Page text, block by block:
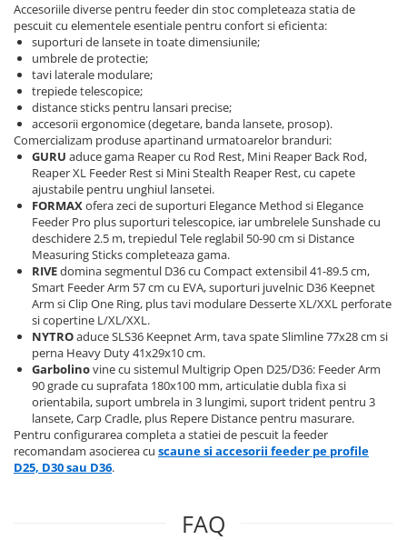
Accesoriile diverse pentru feeder din stoc completeaza statia de
pescuit cu elementele esentiale pentru confort si eficienta:
suporturi de lansete in toate dimensiunile;
umbrele de protectie;
tavi laterale modulare;
trepiede telescopice;
distance sticks pentru lansari precise;
accesorii ergonomice (degetare, banda lansete, prosop).
Comercializam produse apartinand urmatoarelor branduri:
GURU aduce gama Reaper cu Rod Rest, Mini Reaper Back Rod,
Reaper XL Feeder Rest si Mini Stealth Reaper Rest, cu capete
ajustabile pentru unghiul lansetei.
FORMAXofera zeci de suporturi Elegance Method si Elegance
Feeder Pro plus suporturi telescopice, iar umbrelele Sunshade cu
deschidere 2.5 m, trepiedul Tele reglabil 50-90 cm si Distance
Measuring Sticks completeaza gama.
RIVEdomina segmentul D36 cu Compact extensibil 41-89.5 cm,
Smart Feeder Arm 57 cm cu EVA, suporturi juvelnic D36 Keepnet
Arm si Clip One Ring, plus tavi modulare Desserte XL/XXL perforate
si copertine L/XL/XXL.
NYTROaduce SLS36 Keepnet Arm, tava spate Slimline 77x28 cm si
perna Heavy Duty 41x29x10 cm.
Garbolinovine cu sistemul Multigrip Open D25/D36: Feeder Arm
90 grade cu suprafata 180x100 mm, articulatie dubla fixa si
orientabila, suport umbrela in 3 lungimi, suport trident pentru 3
lansete, Carp Cradle, plus Repere Distance pentru masurare.
Pentru configurarea completa a statiei de pescuit la feeder
recomandam asocierea cu scaune si accesorii feeder pe profile
D25, D30 sau D36.
FAQ